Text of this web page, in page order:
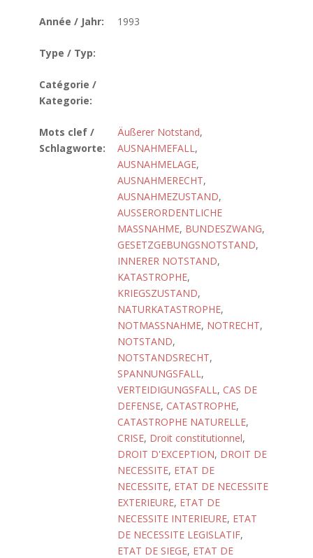
Année / Jahr: 1993
Type / Typ:
Catégorie /
Kategorie:
Mots clef /
Schlagworte:
Äußerer Notstand,
AUSNAHMEFALL,
AUSNAHMELAGE,
AUSNAHMERECHT,
AUSNAHMEZUSTAND,
AUSSERORDENTLICHE
MASSNAHME, BUNDESZWANG,
GESETZGEBUNGSNOTSTAND,
INNERER NOTSTAND,
KATASTROPHE,
KRIEGSZUSTAND,
NATURKATASTROPHE,
NOTMASSNAHME, NOTRECHT,
NOTSTAND,
NOTSTANDSRECHT,
SPANNUNGSFALL,
VERTEIDIGUNGSFALL, CAS DE
DEFENSE, CATASTROPHE,
CATASTROPHE NATURELLE,
CRISE, Droit constitutionnel,
DROIT D'EXCEPTION, DROIT DE
NECESSITE, ETAT DE
NECESSITE, ETAT DE NECESSITE
EXTERIEURE, ETAT DE
NECESSITE INTERIEURE, ETAT
DE NECESSITE LEGISLATIF,
ETAT DE SIEGE, ETAT DE